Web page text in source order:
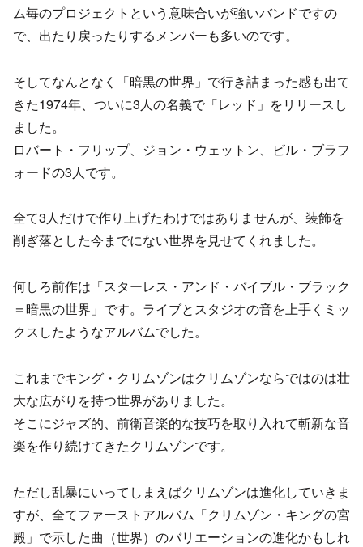
ム毎のプロジェクトという意味合いが強いバンドですの
で、出たり戻ったりするメンバーも多いのです。
そしてなんとなく「暗黒の世界」で行き詰まった感も出て
きた1974年、ついに3人の名義で「レッド」をリリースし
ました。
ロバート・フリップ、ジョン・ウェットン、ビル・ブラフ
ォードの3人です。
全て3人だけで作り上げたわけではありませんが、装飾を
削ぎ落とした今までにない世界を見せてくれました。
何しろ前作は「スターレス・アンド・バイブル・ブラック
＝暗黒の世界」です。ライブとスタジオの音を上手くミッ
クスしたようなアルバムでした。
これまでキング・クリムゾンはクリムゾンならではのは壮
大な広がりを持つ世界がありました。
そこにジャズ的、前衛音楽的な技巧を取り入れて斬新な音
楽を作り続けてきたクリムゾンです。
ただし乱暴にいってしまえばクリムゾンは進化していきま
すが、全てファーストアルバム「クリムゾン・キングの宮
殿」で示した曲（世界）のバリエーションの進化かもしれ